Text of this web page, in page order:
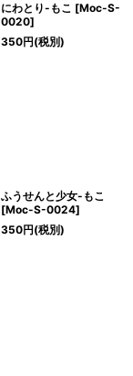
にわとり-もこ [Moc-S-
0020]
350円(税別)
ふうせんと少女-もこ
[Moc-S-0024]
350円(税別)